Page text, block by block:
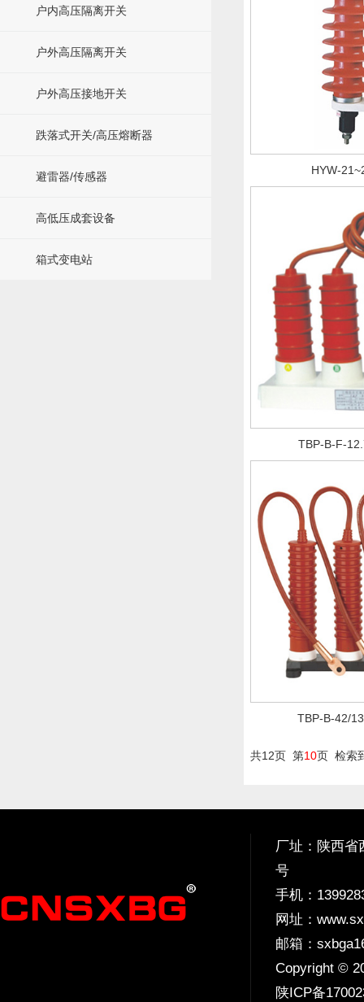
户内高压隔离开关
户外高压隔离开关
户外高压接地开关
跌落式开关/高压熔断器
避雷器/传感器
高低压成套设备
箱式变电站
HYW-
TBP-B-F-
TBP-B-42/
共12页 第10页 检索
厂址：陕西省
号
手机：
网址：
邮箱：
Copyright ©
陕ICP备